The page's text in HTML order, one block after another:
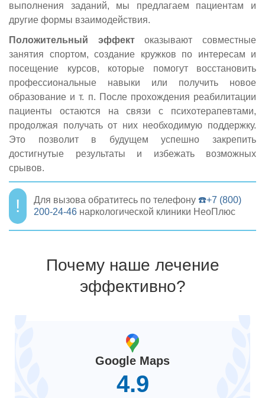
выполнения заданий, мы предлагаем пациентам и
другие формы взаимодействия.
Положительный эффектоказывают совместные
занятия спортом, создание кружков по интересам и
посещение курсов, которые помогут восстановить
профессиональные навыки или получить новое
образование и т. п. После прохождения реабилитации
пациенты остаются на связи с психотерапевтами,
продолжая получать от них необходимую поддержку.
Это позволит в будущем успешно закрепить
достигнутые результаты и избежать возможных
срывов.
Для вызова обратитесь по телефону ☎️+7 (800)
200-24-46 наркологической клиники НеоПлюс
Почему наше лечение
эффективно?
Google Maps
4.9